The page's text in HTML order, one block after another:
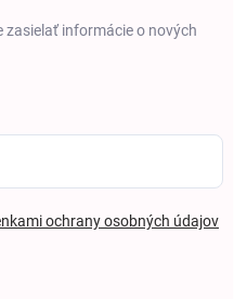
zasielať informácie o nových
ochrany osobných údajov